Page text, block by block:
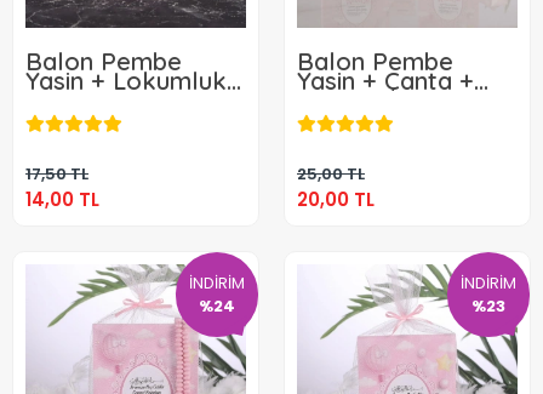
Balon Pembe
Yasin + Lokumluk
+ Magnet
17,50 TL
14,00 TL
14,00 TL
Balon Pembe
Yasin + Çanta +
Lokumluk +
Magnet
25,00 TL
20,00 TL
20,00 TL
İNDİRİM
%24
İNDİRİM
%23